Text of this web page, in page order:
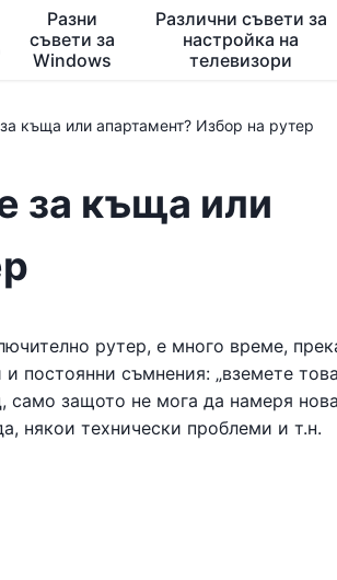
Разни
съвети за
Windows
Различни съвети за
настройка на
телевизори
къща или апартамент? Избор на рутер
за къща или
рутер, е много време,
постоянни съмнения: „вземете
само защото не мога да намеря
някои технически проблеми и т.н.